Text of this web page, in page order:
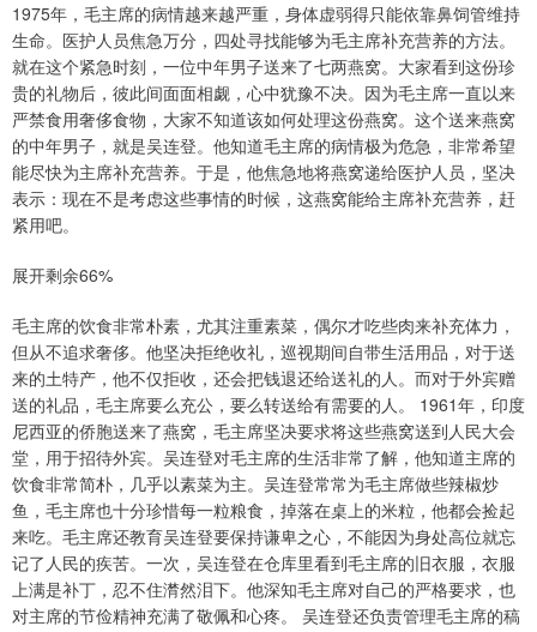
1975年，毛主席的病情越来越严重，身体虚弱得只能依靠鼻饲管维持
生命。医护人员焦急万分，四处寻找能够为毛主席补充营养的方法。
就在这个紧急时刻，一位中年男子送来了七两燕窝。大家看到这份珍
贵的礼物后，彼此间面面相觑，心中犹豫不决。因为毛主席一直以来
严禁食用奢侈食物，大家不知道该如何处理这份燕窝。这个送来燕窝
的中年男子，就是吴连登。他知道毛主席的病情极为危急，非常希望
能尽快为主席补充营养。于是，他焦急地将燕窝递给医护人员，坚决
表示：现在不是考虑这些事情的时候，这燕窝能给主席补充营养，赶
紧用吧。
展开剩余66%
毛主席的饮食非常朴素，尤其注重素菜，偶尔才吃些肉来补充体力，
但从不追求奢侈。他坚决拒绝收礼，巡视期间自带生活用品，对于送
来的土特产，他不仅拒收，还会把钱退还给送礼的人。而对于外宾赠
送的礼品，毛主席要么充公，要么转送给有需要的人。 1961年，印度
尼西亚的侨胞送来了燕窝，毛主席坚决要求将这些燕窝送到人民大会
堂，用于招待外宾。吴连登对毛主席的生活非常了解，他知道主席的
饮食非常简朴，几乎以素菜为主。吴连登常常为毛主席做些辣椒炒
鱼，毛主席也十分珍惜每一粒粮食，掉落在桌上的米粒，他都会捡起
来吃。毛主席还教育吴连登要保持谦卑之心，不能因为身处高位就忘
记了人民的疾苦。一次，吴连登在仓库里看到毛主席的旧衣服，衣服
上满是补丁，忍不住潸然泪下。他深知毛主席对自己的严格要求，也
对主席的节俭精神充满了敬佩和心疼。 吴连登还负责管理毛主席的稿